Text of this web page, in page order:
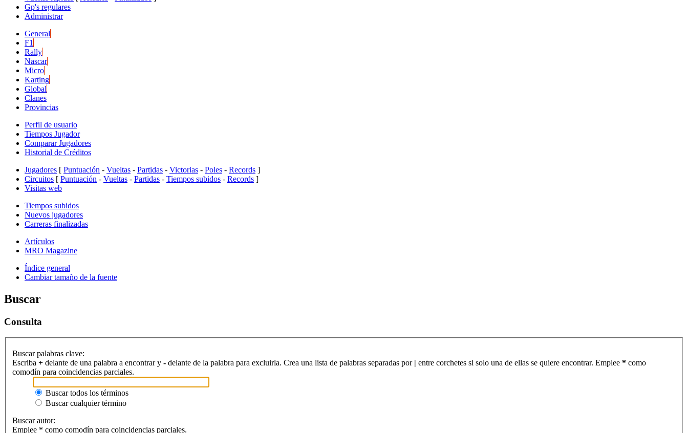
Gp's regulares
Administrar
General
F1
Rally
Nascar
Micro
Karting
Global
Clanes
Provincias
Perfil de usuario
Tiempos Jugador
Comparar Jugadores
Historial de Créditos
Jugadores [ Puntuación - Vueltas - Partidas - Victorias - Poles - Records ]
Circuitos [ Puntuación - Vueltas - Partidas - Tiempos subidos - Records ]
Visitas web
Tiempos subidos
Nuevos jugadores
Carreras finalizadas
Artículos
MRO Magazine
Índice general
Cambiar tamaño de la fuente
Buscar
Consulta
Buscar palabras clave:
Escriba + delante de una palabra a encontrar y - delante de la palabra para excluirla. Crea una lista de palabras separadas por | entre corchetes si solo una de ellas se quiere encontrar. Emplee * como
comodín para coincidencias parciales.
Buscar todos los términos
Buscar cualquier término
Buscar autor:
Emplee * como comodín para coincidencias parciales.